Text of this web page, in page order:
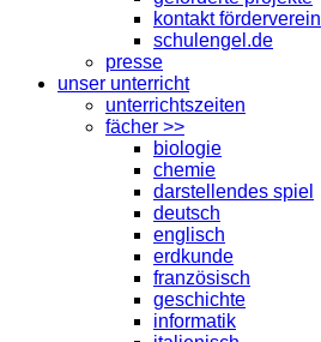
kontakt förderverein
schulengel.de
presse
unser unterricht
unterrichtszeiten
fächer >>
biologie
chemie
darstellendes spiel
deutsch
englisch
erdkunde
französisch
geschichte
informatik